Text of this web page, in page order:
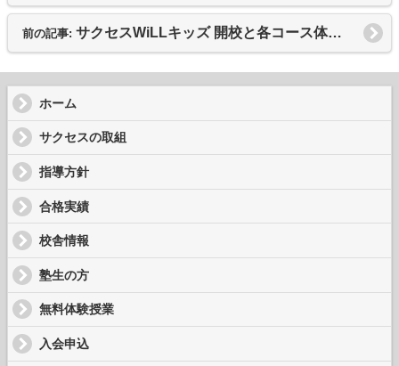
前の記事: サクセスWiLLキッズ 開校と各コース体験説明会のお知らせ
ホーム
サクセスの取組
指導方針
合格実績
校舎情報
塾生の方
無料体験授業
入会申込